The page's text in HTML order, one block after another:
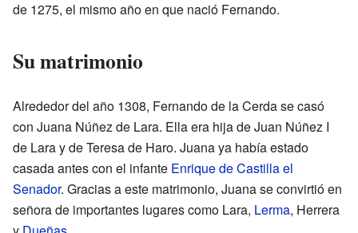
de 1275, el mismo año en que nació Fernando.
Su matrimonio
Alrededor del año 1308, Fernando de la Cerda se casó
con Juana Núñez de Lara. Ella era hija de Juan Núñez I
de Lara y de Teresa de Haro. Juana ya había estado
casada antes con el infante Enrique de Castilla el
Senador. Gracias a este matrimonio, Juana se convirtió en
señora de importantes lugares como Lara, Lerma, Herrera